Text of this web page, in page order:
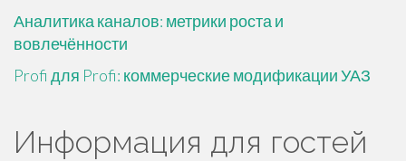
Аналитика каналов: метрики роста и
вовлечённости
Profi для Profi: коммерческие модификации УАЗ
Информация для гостей